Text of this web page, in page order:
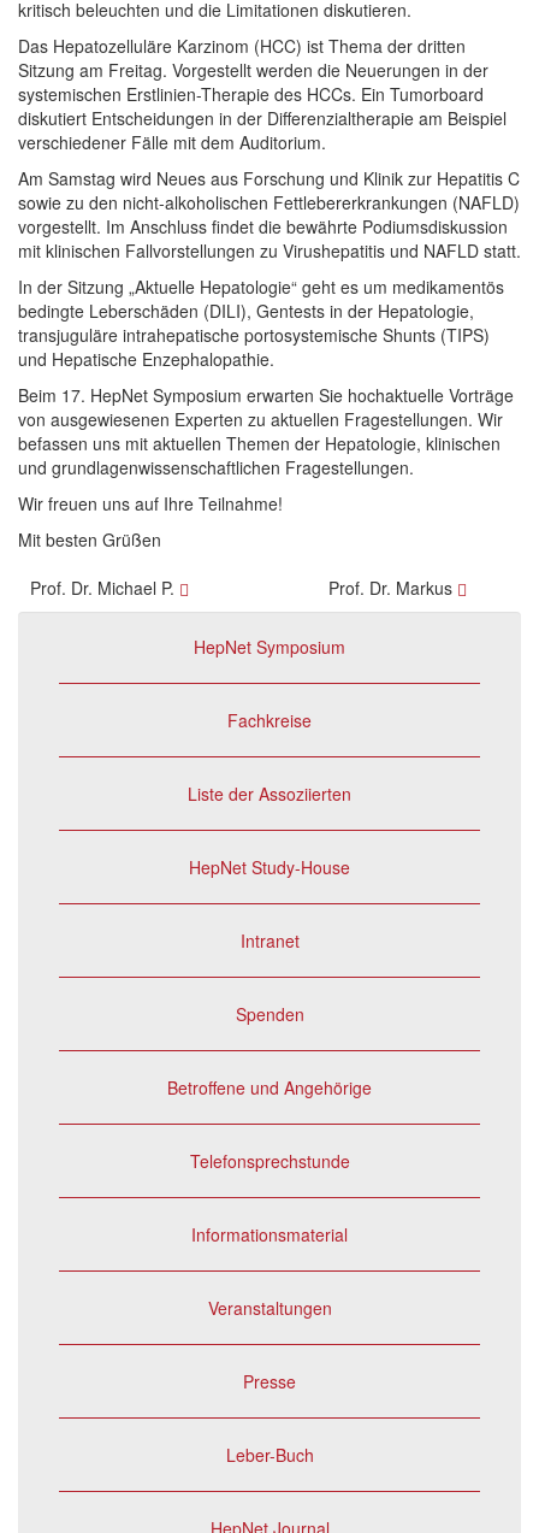
kritisch beleuchten und die Limitationen diskutieren.
Das Hepatozelluläre Karzinom (HCC) ist Thema der dritten
Sitzung am Freitag. Vorgestellt werden die Neuerungen in der
systemischen Erstlinien-Therapie des HCCs. Ein Tumorboard
diskutiert Entscheidungen in der Differenzialtherapie am Beispiel
verschiedener Fälle mit dem Auditorium.
Am Samstag wird Neues aus Forschung und Klinik zur Hepatitis C
sowie zu den nicht-alkoholischen Fettlebererkrankungen (NAFLD)
vorgestellt. Im Anschluss findet die bewährte Podiumsdiskussion
mit klinischen Fallvorstellungen zu Virushepatitis und NAFLD statt.
In der Sitzung „Aktuelle Hepatologie“ geht es um medikamentös
bedingte Leberschäden (DILI), Gentests in der Hepatologie,
transjuguläre intrahepatische portosystemische Shunts (TIPS)
und Hepatische Enzephalopathie.
Beim 17. HepNet Symposium erwarten Sie hochaktuelle Vorträge
von ausgewiesenen Experten zu aktuellen Fragestellungen. Wir
befassen uns mit aktuellen Themen der Hepatologie, klinischen
und grundlagenwissenschaftlichen Fragestellungen.
Wir freuen uns auf Ihre Teilnahme!
Mit besten Grüßen
Prof. Dr. Michael P.
Prof. Dr. Markus
HepNet Symposium
Fachkreise
Liste der Assoziierten
HepNet Study-House
Intranet
Spenden
Betroffene und Angehörige
Telefonsprechstunde
Informationsmaterial
Veranstaltungen
Presse
Leber-Buch